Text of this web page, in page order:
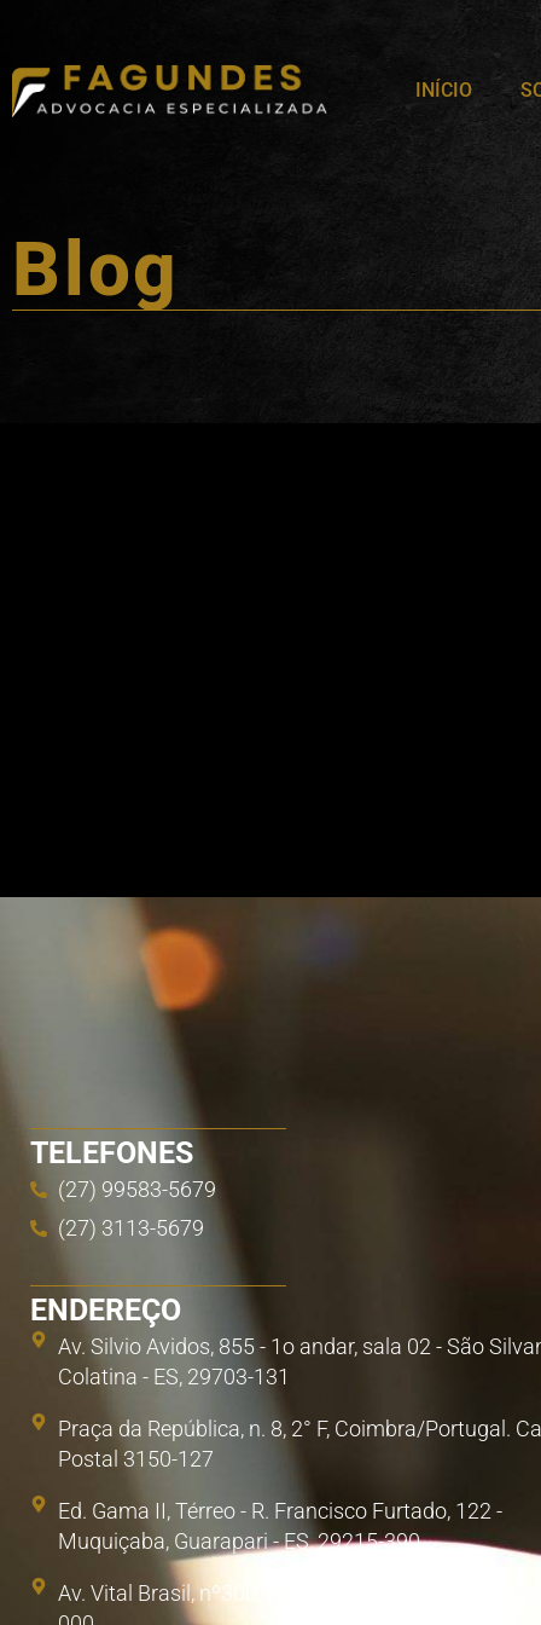
INÍCIO
Blog
TELEFONES
(27) 99583-5679
(27) 3113-5679
ENDEREÇO
Av. Silvio Avidos, 855 - 1o andar, sala 02 - São
Colatina - ES, 29703-131
Praça da República, n. 8, 2° F, Coimbra/Portugal.
Postal 3150-127
Ed. Gama II, Térreo - R. Francisco Furtado, 122 -
Muquiçaba, Guarapari - ES, 29215-390
Av. Vital Brasil, nº300, Sala 1. Poá, São Paulo/SP.